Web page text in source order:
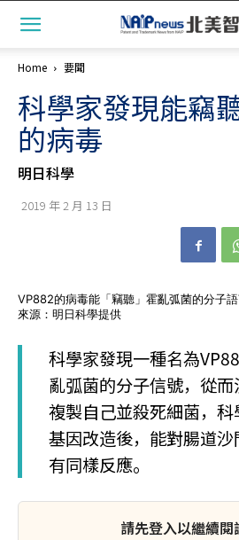
Home 要聞
科學家發現能竊
的病毒
明日科學
2019 年 2 月 13 日
VP882的病毒能「竊聽」霍亂弧菌的分子
來源：明日科學提供
科學家發現一種名為
亂弧菌的分子信號，從
複製自己並殺死細菌，
基因改造後，能對腸道
有同樣反應。
請先登入以繼續閱